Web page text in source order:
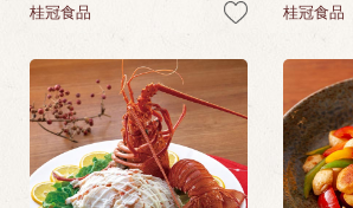
桂冠食品 桂冠食品